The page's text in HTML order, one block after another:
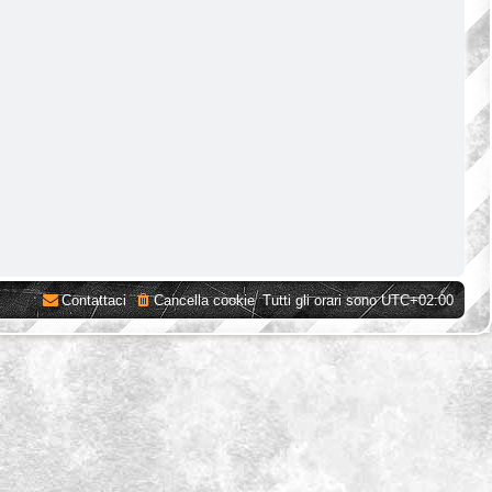
Tutti gli orari sonoUTC+02:00
Cancella cookie
Contattaci